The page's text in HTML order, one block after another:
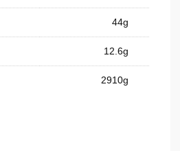
44g
12.6g
2910g